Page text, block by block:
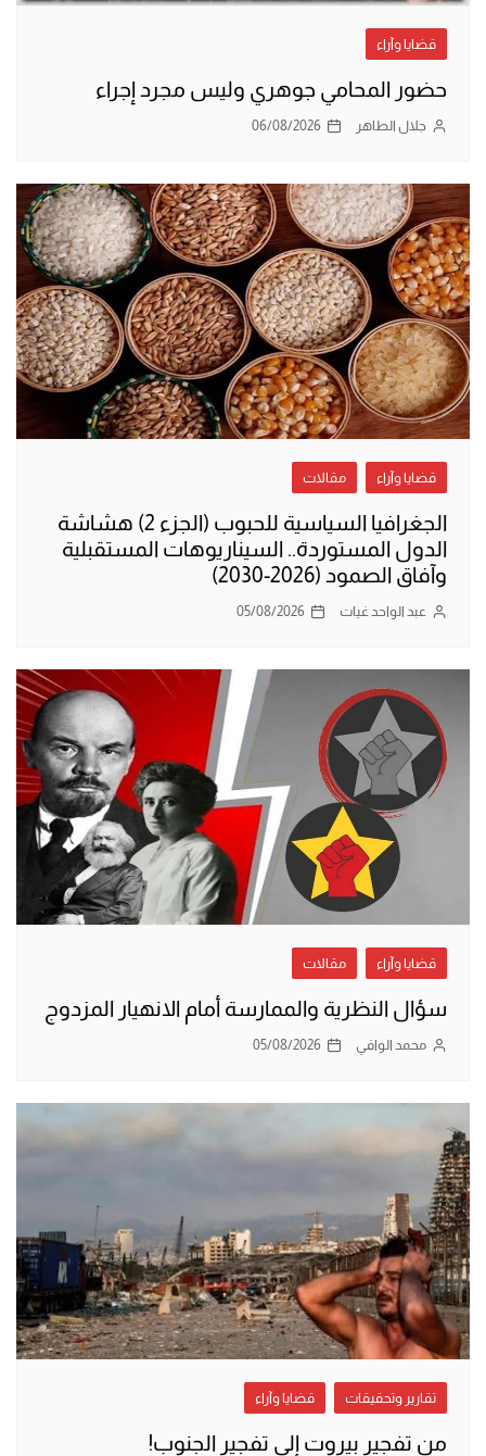
قضايا وآراء
حضور المحامي جوهري وليس مجرد إجراء
جلال الطاهر 06/08/2026
قضايا وآراء مقالات
الجغرافيا السياسية للحبوب (الجزء 2) هشاشة
الدول المستوردة.. السيناريوهات المستقبلية
وآفاق الصمود (2026-2030)
عبد الواحد غيات 05/08/2026
قضايا وآراء مقالات
سؤال النظرية والممارسة أمام الانهيار المزدوج
محمد الوافي 05/08/2026
تقارير وتحقيقات قضايا وآراء
من تفجير بيروت إلى تفجير الجنوب!